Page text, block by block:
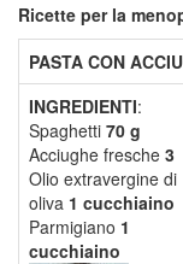
Ricette per la
PASTA CON
INGREDIENTI:
Spaghetti 70 g
Acciughe fresche 3
Olio extravergine di
oliva 1 cucchiaino
Parmigiano 1
cucchiaino